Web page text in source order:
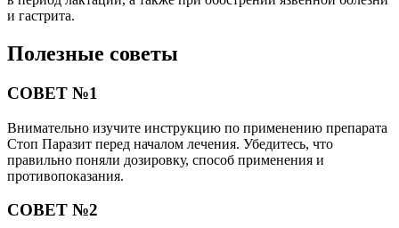
и гастрита.
Полезные советы
СОВЕТ №1
Внимательно изучите инструкцию по применению препарата
Стоп Паразит перед началом лечения. Убедитесь, что
правильно поняли дозировку, способ применения и
противопоказания.
СОВЕТ №2